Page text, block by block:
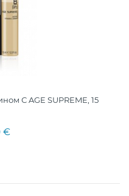
С AGE SUPREME, 15
€